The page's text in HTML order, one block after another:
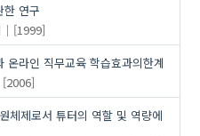
한 연구
[1999]
온라인 직무교육 학습효과의한계
[2006]
체제로서 튜터의 역할 및 역량에